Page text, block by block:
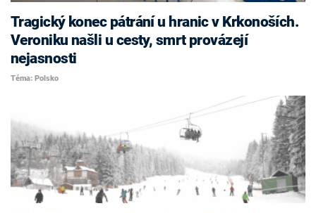
Tragický konec pátrání u hranic v Krkonoších.
Veroniku našli u cesty, smrt provázejí
nejasnosti
Téma: Polsko